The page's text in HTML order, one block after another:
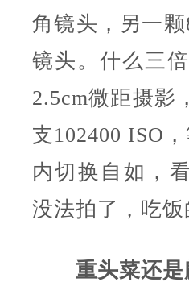
角镜头，另一
镜头。什么三
2.5cm微距摄影
支102400 ISO
内切换自如，
没法拍了，吃
重头菜还是